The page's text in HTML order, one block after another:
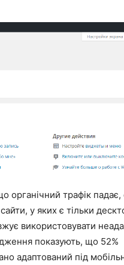
органічний трафік
у яких є тільки
використовувати
показують, що 52%
адаптований під